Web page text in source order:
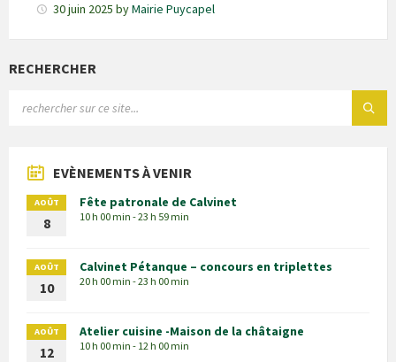
30 juin 2025 byMairie Puycapel
RECHERCHER
EVÈNEMENTS À VENIR
AOÛT
8
Fête patronale de Calvinet
10 h 00 min - 23 h 59 min
AOÛT
10
Calvinet Pétanque – concours en triplettes
20 h 00 min - 23 h 00 min
AOÛT
12
Atelier cuisine -Maison de la châtaigne
10 h 00 min - 12 h 00 min